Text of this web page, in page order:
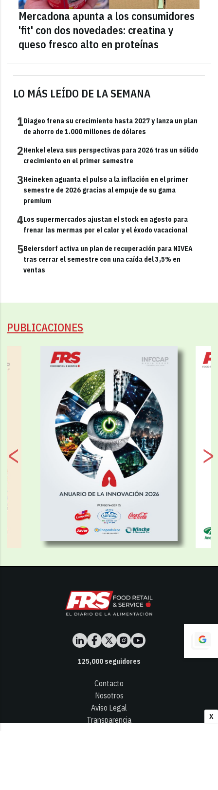
X
LO MÁS LEÍDO DE LA SEMANA
1Diageo frena su crecimiento hasta 2027 y lanza un plan
de ahorro de 1.000 millones de dólares
2Henkel eleva sus perspectivas para 2026 tras un sólido
crecimiento en el primer semestre
3Heineken aguanta el pulso a la inflación en el primer
semestre de 2026 gracias al empuje de su gama
premium
4Los supermercados ajustan el stock en agosto para
frenar las mermas por el calor y el éxodo vacacional
5Beiersdorf activa un plan de recuperación para NIVEA
tras cerrar el semestre con una caída del 3,5% en
ventas
Mercadona apunta a los consumidores
'fit' con dos novedades: creatina y
queso fresco alto en proteínas
PUBLICACIONES
125,000seguidores
Contacto
Nosotros
Aviso Legal
Transparencia